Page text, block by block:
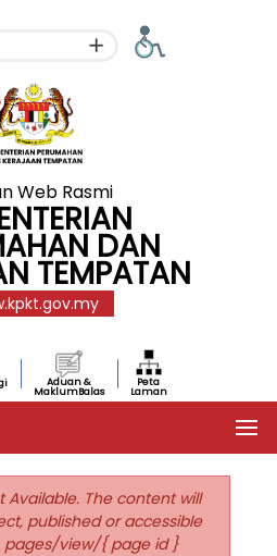
Web Rasmi
DAN
TEMPATAN
Aduan &
MaklumBalas
Peta
Laman
Available. The content will
published or accessible
pages/view/{ page id }